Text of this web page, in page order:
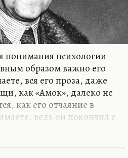
понимания психологии
образом важно его
вся его проза, даже
как «Амок», далеко не
как его отчаяние в
ведь он покончил с
с фашизмом